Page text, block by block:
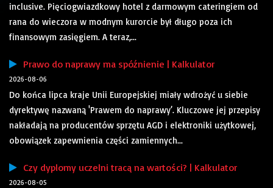
inclusive. Pięciogwiazdkowy hotel z darmowym cateringiem od
rana do wieczora w modnym kurorcie był długo poza ich
finansowym zasięgiem. A teraz,...
Prawo do naprawy ma spóźnienie | Kalkulator
2026-08-06
Do końca lipca kraje Unii Europejskiej miały wdrożyć u siebie
dyrektywę nazwaną 'Prawem do naprawy’. Kluczowe jej przepisy
nakładają na producentów sprzętu AGD i elektroniki użytkowej,
obowiązek zapewnienia części zamiennych...
Czy dyplomy uczelni tracą na wartości? | Kalkulator
2026-08-05